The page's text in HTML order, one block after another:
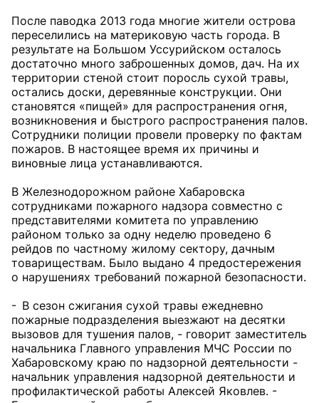
После паводка 2013 года многие жители острова
переселились на материковую часть города. В
результате на Большом Уссурийском осталось
достаточно много заброшенных домов, дач. На их
территории стеной стоит поросль сухой травы,
остались доски, деревянные конструкции. Они
становятся «пищей» для распространения огня,
возникновения и быстрого распространения палов.
Сотрудники полиции провели проверку по фактам
пожаров. В настоящее время их причины и
виновные лица устанавливаются.
В Железнодорожном районе Хабаровска
сотрудниками пожарного надзора совместно с
представителями комитета по управлению
районом только за одну неделю проведено 6
рейдов по частному жилому сектору, дачным
товариществам. Было выдано 4 предостережения
о нарушениях требований пожарной безопасности.
- В сезон сжигания сухой травы ежедневно
пожарные подразделения выезжают на десятки
вызовов для тушения палов, - говорит заместитель
начальника Главного управления МЧС России по
Хабаровскому краю по надзорной деятельности -
начальник управления надзорной деятельности и
профилактической работы Алексей Яковлев. -